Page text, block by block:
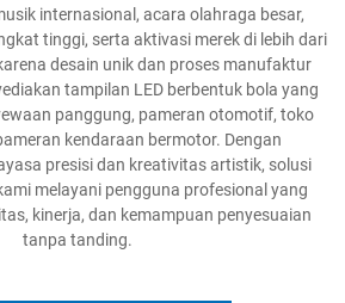
internasional, acara olahraga besar,
tinggi, serta aktivasi merek di lebih dari
desain unik dan proses manufaktur
tampilan LED berbentuk bola yang
panggung, pameran otomotif, toko
kendaraan bermotor. Dengan
presisi dan kreativitas artistik, solusi
melayani pengguna profesional yang
kinerja, dan kemampuan penyesuaian
tanpa tanding.